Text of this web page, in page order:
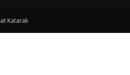
Katarak